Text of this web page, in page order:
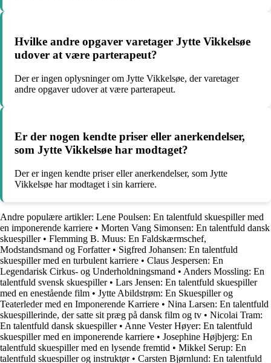
Hvilke andre opgaver varetager Jytte Vikkelsøe
udover at være parterapeut?
Der er ingen oplysninger om Jytte Vikkelsøe, der varetager
andre opgaver udover at være parterapeut.
Er der nogen kendte priser eller anerkendelser,
som Jytte Vikkelsøe har modtaget?
Der er ingen kendte priser eller anerkendelser, som Jytte
Vikkelsøe har modtaget i sin karriere.
Andre populære artikler: Lene Poulsen: En talentfuld skuespiller med
en imponerende karriere • Morten Vang Simonsen: En talentfuld dansk
skuespiller• Flemming B. Muus: En Faldskærmschef,
Modstandsmand og Forfatter• Sigfred Johansen: En talentfuld
skuespiller med en turbulent karriere • Claus Jespersen: En
Legendarisk Cirkus- og Underholdningsmand • Anders Mossling: En
talentfuld svensk skuespiller• Lars Jensen: En talentfuld skuespiller
med en enestående film • Jytte Abildstrøm: En Skuespiller og
Teaterleder med en Imponerende Karriere • Nina Larsen: En talentfuld
skuespillerinde, der satte sit præg på dansk film og tv • Nicolai Tram:
En talentfuld dansk skuespiller• Anne Vester Høyer: En talentfuld
skuespiller med en imponerende karriere • Josephine Højbjerg: En
talentfuld skuespiller med en lysende fremtid • Mikkel Serup: En
talentfuld skuespiller og instruktør• Carsten Bjørnlund: En talentfuld